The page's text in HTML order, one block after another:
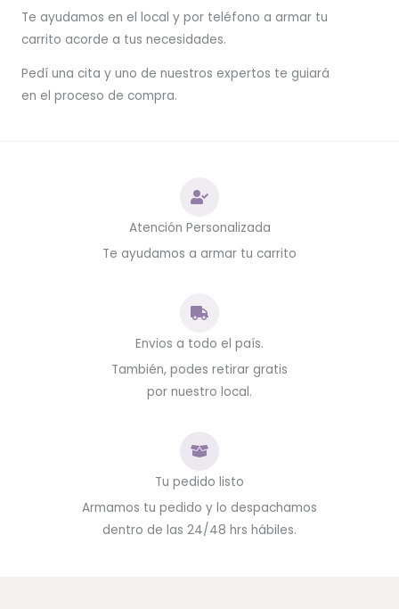
Te ayudamos en el local y por teléfono a armar tu
carrito acorde a tus necesidades.
Pedí una cita y uno de nuestros expertos te guiará
en el proceso de compra.
Atención Personalizada
Te ayudamos a armar tu carrito
Envios a todo el país.
También, podes retirar gratis
por nuestro local.
Tu pedido listo
Armamos tu pedido y lo despachamos
dentro de las 24/48 hrs hábiles.